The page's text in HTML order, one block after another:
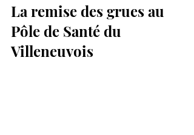
La remise des grues au
Pôle de Santé du
Villeneuvois